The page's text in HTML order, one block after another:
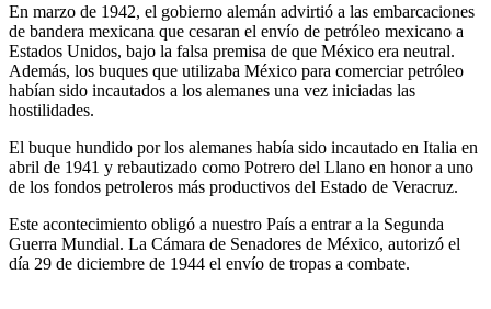
En marzo de 1942, el gobierno alemán advirtió a las embarcaciones
de bandera mexicana que cesaran el envío de petróleo mexicano a
Estados Unidos, bajo la falsa premisa de que México era neutral.
Además, los buques que utilizaba México para comerciar petróleo
habían sido incautados a los alemanes una vez iniciadas las
hostilidades.
El buque hundido por los alemanes había sido incautado en Italia en
abril de 1941 y rebautizado como Potrero del Llano en honor a uno
de los fondos petroleros más productivos del Estado de Veracruz.
Este acontecimiento obligó a nuestro País a entrar a la Segunda
Guerra Mundial. La Cámara de Senadores de México, autorizó el
día 29 de diciembre de 1944 el envío de tropas a combate.